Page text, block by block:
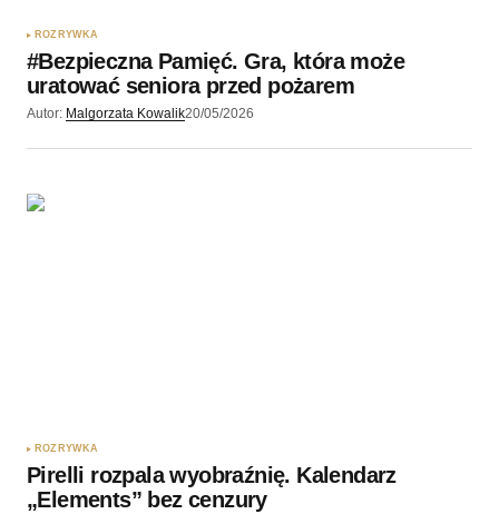
ROZRYWKA
#Bezpieczna Pamięć. Gra, która może
uratować seniora przed pożarem
Autor: Malgorzata Kowalik20/05/2026
ROZRYWKA
Pirelli rozpala wyobraźnię. Kalendarz
„Elements” bez cenzury